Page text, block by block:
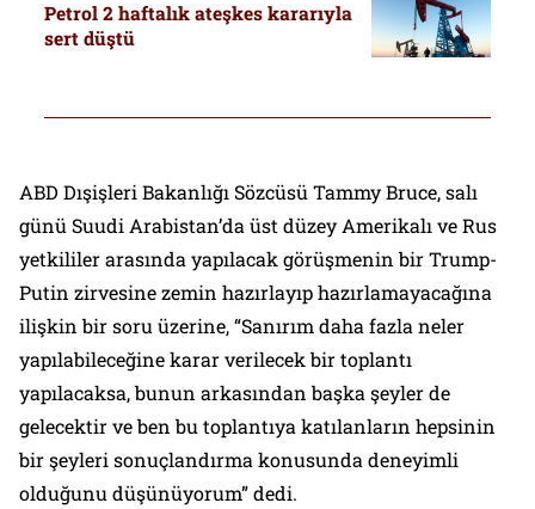
Petrol 2 haftalık ateşkes kararıyla
sert düştü
ABD Dışişleri Bakanlığı Sözcüsü Tammy Bruce, salı
günü Suudi Arabistan’da üst düzey Amerikalı ve Rus
yetkililer arasında yapılacak görüşmenin bir Trump-
Putin zirvesine zemin hazırlayıp hazırlamayacağına
ilişkin bir soru üzerine, “Sanırım daha fazla neler
yapılabileceğine karar verilecek bir toplantı
yapılacaksa, bunun arkasından başka şeyler de
gelecektir ve ben bu toplantıya katılanların hepsinin
bir şeyleri sonuçlandırma konusunda deneyimli
olduğunu düşünüyorum” dedi.